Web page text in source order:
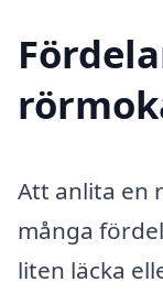
Att anlita en
många
liten läcka